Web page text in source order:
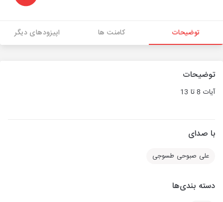
توضیحات کامنت ها اپیزودهای دیگر
توضیحات
آیات 8 تا 13
با صدای
علی صبوحی طسوجی
دسته بندی‌ها